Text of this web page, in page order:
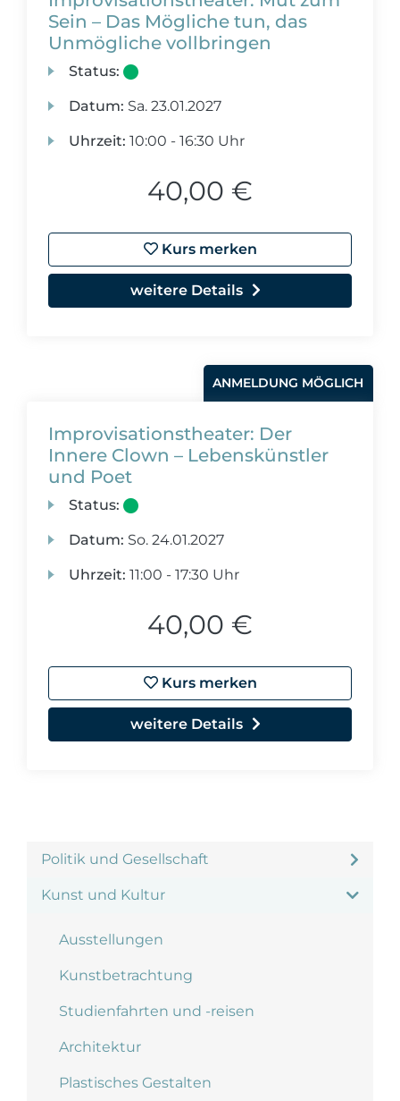
Politik und Gesellschaft
Kunst und Kultur
Ausstellungen
Kunstbetrachtung
Studienfahrten und -reisen
Architektur
Plastisches Gestalten
Sein – Das Mögliche tun, das
Unmögliche vollbringen
Status:
Datum: Sa. 23.01.2027
Uhrzeit: 10:00 - 16:30 Uhr
40,00 €
Kurs merken
weitere Details
ANMELDUNG MÖGLICH
Improvisationstheater: Der
Innere Clown – Lebenskünstler
und Poet
Status:
Datum: So. 24.01.2027
Uhrzeit: 11:00 - 17:30 Uhr
40,00 €
Kurs merken
weitere Details